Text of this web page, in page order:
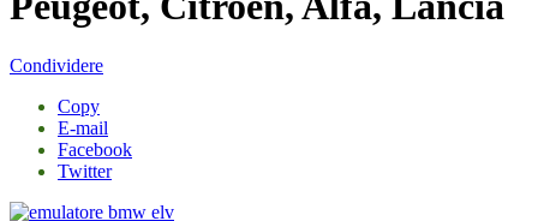
Condividere
Copy
E-mail
Facebook
Twitter